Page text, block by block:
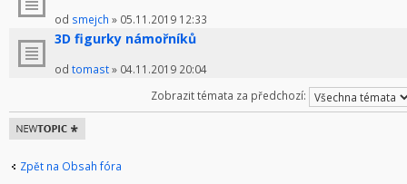
od smejch » 05.11.2019 12:33
3D figurky námořníků
od tomast» 04.11.2019 20:04
Zobrazit témata za předchozí:
Odeslat nové
téma
Zpět na Obsah fóra